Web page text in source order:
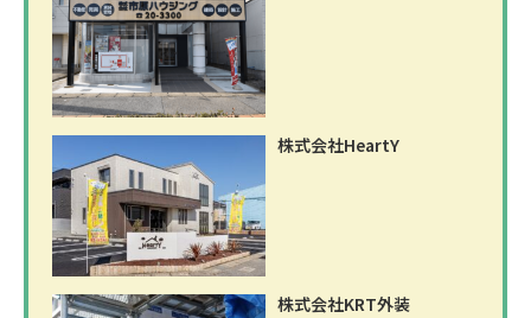
株式会社HeartY
株式会社KRT外装